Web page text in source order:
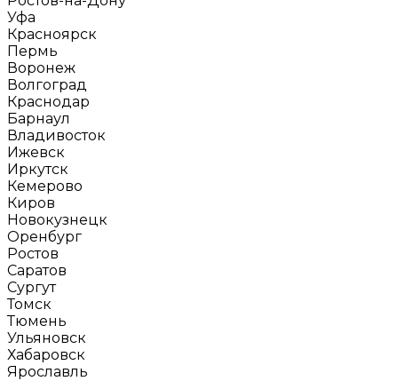
Уфа
Красноярск
Пермь
Воронеж
Волгоград
Краснодар
Барнаул
Владивосток
Ижевск
Иркутск
Кемерово
Киров
Новокузнецк
Оренбург
Ростов
Саратов
Сургут
Томск
Тюмень
Ульяновск
Хабаровск
Ярославль